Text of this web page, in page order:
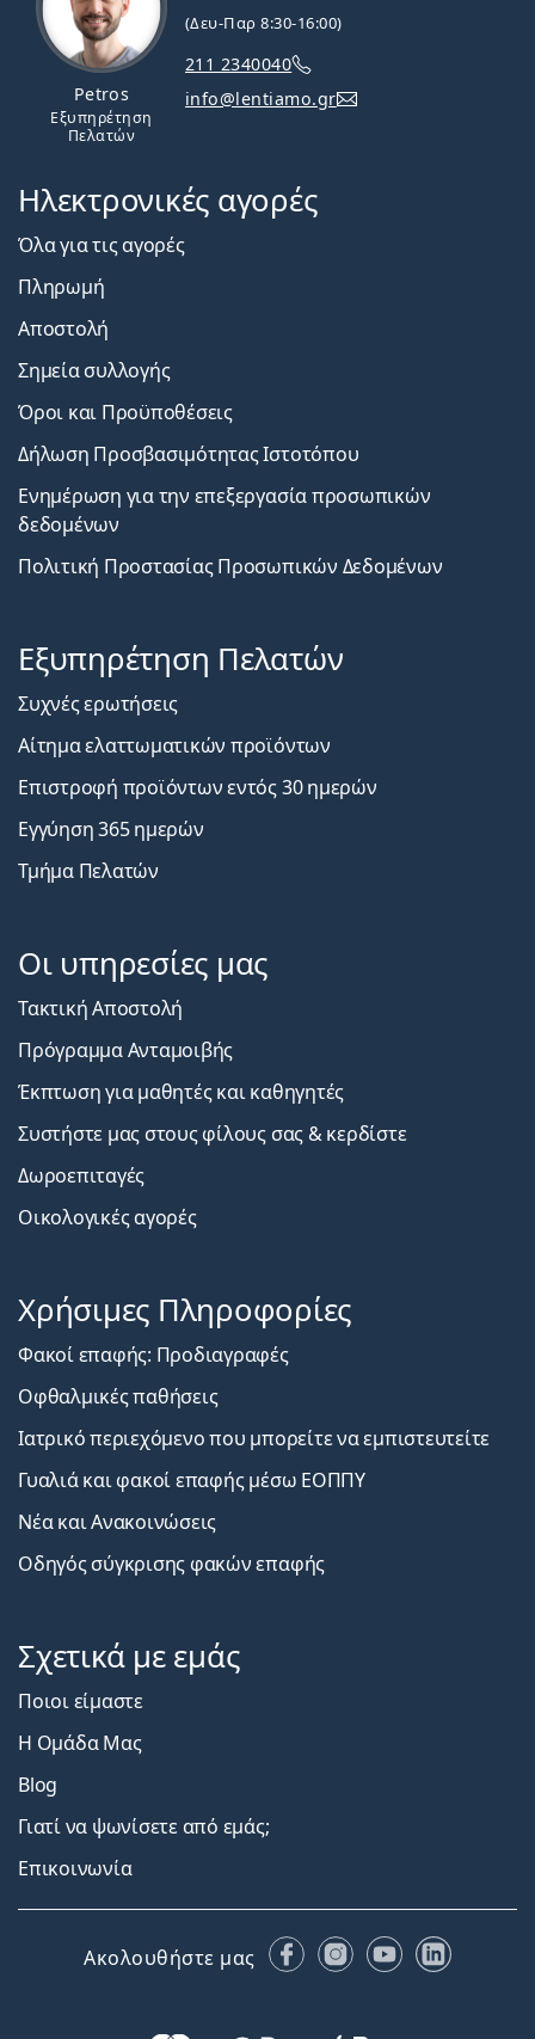
Petros
Εξυπηρέτηση
Πελατών
(Δευ-Παρ 8:30-16:00)
211 2340040
info@lentiamo.gr
Ηλεκτρονικές αγορές
Όλα για τις αγορές
Πληρωμή
Αποστολή
Σημεία συλλογής
Όροι και Προϋποθέσεις
Δήλωση Προσβασιμότητας Ιστοτόπου
Ενημέρωση για την επεξεργασία προσωπικών
δεδομένων
Πολιτική Προστασίας Προσωπικών Δεδομένων
Εξυπηρέτηση Πελατών
Συχνές ερωτήσεις
Αίτημα ελαττωματικών προϊόντων
Επιστροφή προϊόντων εντός 30 ημερών
Εγγύηση 365 ημερών
Τμήμα Πελατών
Οι υπηρεσίες μας
Τακτική Αποστολή
Πρόγραμμα Ανταμοιβής
Έκπτωση για μαθητές και καθηγητές
Συστήστε μας στους φίλους σας & κερδίστε
Δωροεπιταγές
Οικολογικές αγορές
Χρήσιμες Πληροφορίες
Φακοί επαφής: Προδιαγραφές
Οφθαλμικές παθήσεις
Ιατρικό περιεχόμενο που μπορείτε να εμπιστευτείτε
Γυαλιά και φακοί επαφής μέσω ΕΟΠΠΥ
Νέα και Ανακοινώσεις
Οδηγός σύγκρισης φακών επαφής
Σχετικά με εμάς
Ποιοι είμαστε
Η Ομάδα Μας
Blog
Γιατί να ψωνίσετε από εμάς;
Επικοινωνία
Ακολουθήστε μας FacebookInstagram
YouTubeLinkedIn